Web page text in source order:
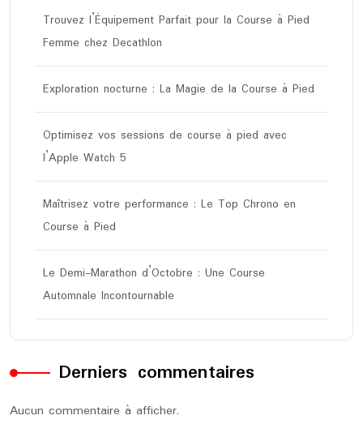
Trouvez l’Équipement Parfait pour la Course à Pied
Femme chez Decathlon
Exploration nocturne : La Magie de la Course à Pied
Optimisez vos sessions de course à pied avec
l’Apple Watch 5
Maîtrisez votre performance : Le Top Chrono en
Course à Pied
Le Demi-Marathon d’Octobre : Une Course
Automnale Incontournable
Derniers commentaires
Aucun commentaire à afficher.